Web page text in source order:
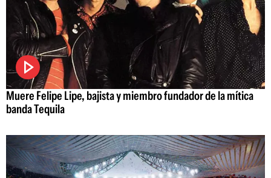
Muere Felipe Lipe, bajista y miembro fundador de la mítica
banda Tequila